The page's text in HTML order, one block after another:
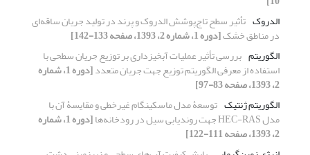
الدروک تأثیر سطح تاج‌پوشش الدروک و پرند در تولید جریان ساقه‌ای
در مناطق خشک[دوره 1، شماره 2، 1393، صفحه 133-142]
الگوریتم بررسی تأثیر عملیات آبخیزداری بر توزیع جریان سطحی با
استفاده از معرفی الگوریتم توزیع جهت جریان متعدد [دوره 1، شماره
2، 1393، صفحه 83-97]
الگوریتم ژنتیک توسعۀ مدل ماسکینگام غیرخطی و مقایسۀ آن با
مدل HEC-RAS جهت روندیابی سیل در رودخانه‌ها [دوره 1، شماره
2، 1393، صفحه 111-122]